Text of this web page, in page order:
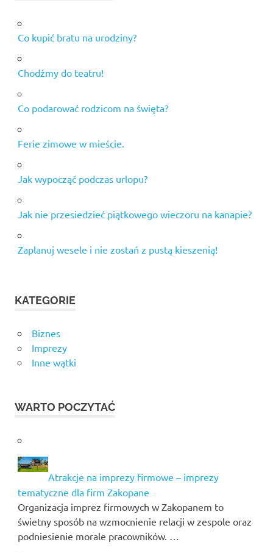
Co kupić bratu na urodziny?
Chodźmy do teatru!
Co podarować rodzicom na święta?
Ferie zimowe w mieście.
Jak wypocząć podczas urlopu?
Jak nie przesiedzieć piątkowego wieczoru na kanapie?
Zaplanuj wesele i nie zostań z pustą kieszenią!
KATEGORIE
Biznes
Imprezy
Inne wątki
WARTO POCZYTAĆ
Atrakcje na imprezy firmowe – imprezy
tematyczne dla firm Zakopane
Organizacja imprez firmowych w Zakopanem to
świetny sposób na wzmocnienie relacji w zespole oraz
podniesienie morale pracowników. …